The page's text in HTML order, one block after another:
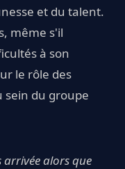
et du talent.
même s'il
à son
le rôle des
sein du groupe
arrivée alors que